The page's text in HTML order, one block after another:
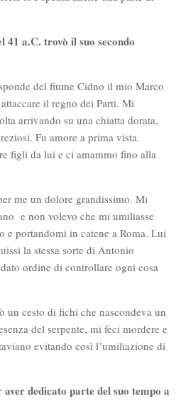
a.C. trovò il suo secondo
del fiume Cidno il mio Marco
il regno dei Parti. Mi
arrivando su una chiatta dorata,
Fu amore a prima vista.
figli da lui e ci amammo fino alla
me un dolore grandissimo. Mi
e non volevo che mi umiliasse
e portandomi in catene a Roma. Lui
la stessa sorte di Antonio
ordine di controllare ogni cosa
un cesto di fichi che nascondeva un
del serpente, mi feci mordere e
evitando così l’umiliazione di
dedicato parte del suo tempo a